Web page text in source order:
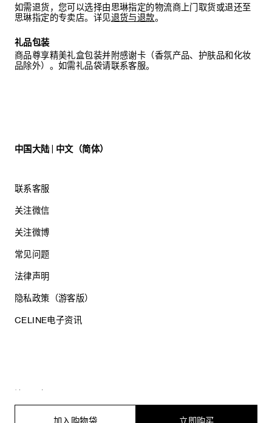
如需退货，您可以选择由思琳指定的物流商上门取货或退还至
思琳指定的专卖店。详见退货与退款。
礼品包装
商品尊享精美礼盒包装并附感谢卡（香氛产品、护肤品和化妆
品除外）。如需礼品袋请联系客服。
中国大陆 | 中文（简体）
联系客服
关注微信
关注微博
常见问题
法律声明
隐私政策（游客版）
CELINE电子资讯
思琳商贸（上海）有限公司
沪公网安备 31010602005569